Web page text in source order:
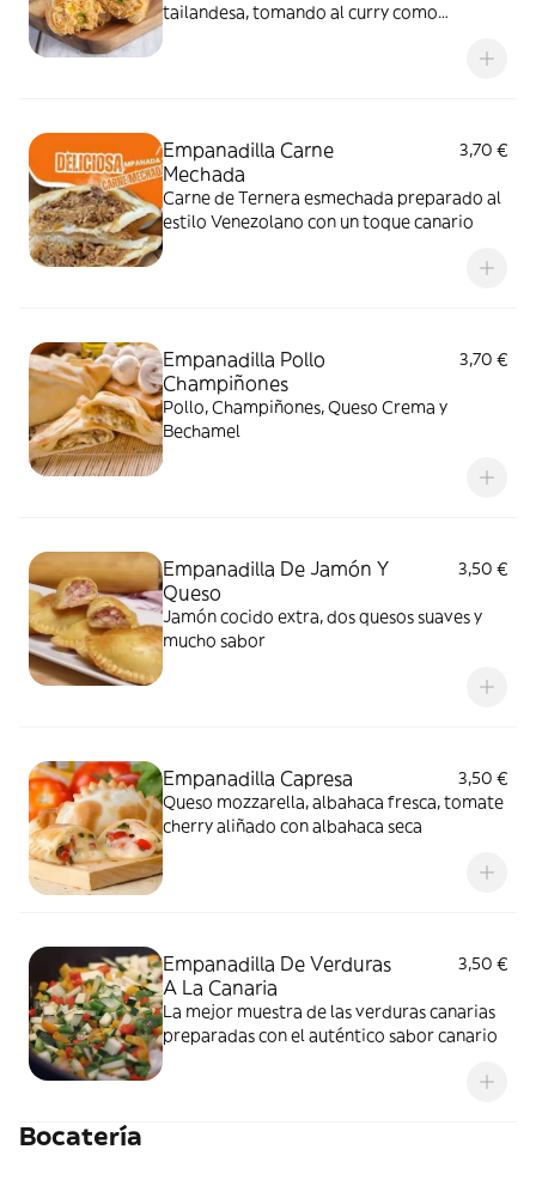
tailandesa, tomando al curry como
Empanadilla Carne
Mechada
3,70 €
Carne de Ternera esmechada preparado al
estilo Venezolano con un toque canario
Empanadilla Pollo
Champiñones
3,70 €
Pollo, Champiñones, Queso Crema y
Bechamel
Empanadilla De Jamón Y
Queso
3,50 €
Jamón cocido extra, dos quesos suaves y
mucho sabor
Empanadilla Capresa
3,50 €
Queso mozzarella, albahaca fresca, tomate
cherry aliñado con albahaca seca
Empanadilla De Verduras
A La Canaria
3,50 €
La mejor muestra de las verduras canarias
preparadas con el auténtico sabor canario
Bocatería